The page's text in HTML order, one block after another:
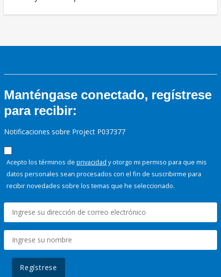
Manténgase conectado, regístrese
para recibir:
Notificaciones sobre Project P037377
Acepto los términos de privacidad y otorgo mi permiso para que mis
datos personales sean procesados con el fin de suscribirme para
recibir novedades sobre los temas que he seleccionado.
Regístrese